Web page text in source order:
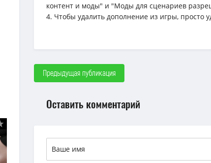
контент и моды" и "Моды для сценариев
4. Чтобы удалить дополнение из игры, просто
Предыдущая публикация
Оставить комментарий